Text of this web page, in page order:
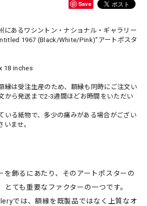
Save
にあるワシントン・ナショナル・ギャラリー
1967 (Black/White/Pink)"アートポスタ
18 inches
縁は受注生産のため、額縁も同時にご注文い
から発送まで2-3週間ほどお時間をいただい
いる紙物で、多少の痛みがある場合がござい
いませ。
を飾るにあたり、そのアートポスターの
とても重要なファクターの一つです。
では、額縁を既製品ではなく上質なオ